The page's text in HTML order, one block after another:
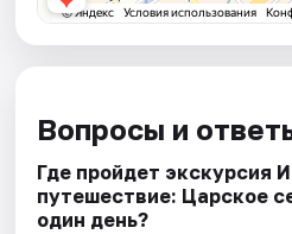
Вопросы и
Где пройдет экскурсия
путешествие: Царское
один день?